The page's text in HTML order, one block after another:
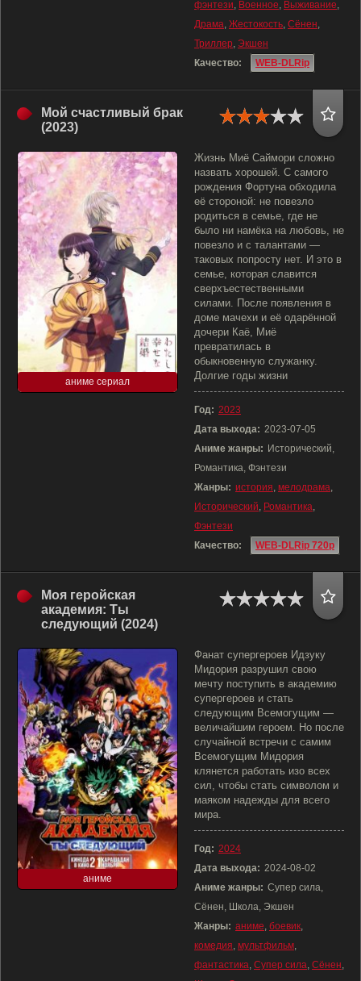
фэнтези, Военное, Выживание,
Драма, Жестокость, Сёнен,
Триллер, Экшен
Качество:
WEB-DLRip
Мой счастливый брак
(2023)
аниме сериал
Жизнь Миё Саймори сложно
назвать хорошей. С самого
рождения Фортуна обходила
её стороной: не повезло
родиться в семье, где не
было ни намёка на любовь, не
повезло и с талантами —
таковых попросту нет. И это в
семье, которая славится
сверхъестественными
силами. После появления в
доме мачехи и её одарённой
дочери Каё, Миё
превратилась в
обыкновенную служанку.
Долгие годы жизни
Год: 2023
Дата выхода: 2023-07-05
Аниме жанры: Исторический,
Романтика, Фэнтези
Жанры: история, мелодрама,
Исторический, Романтика,
Фэнтези
Качество:
WEB-DLRip 720p
Моя геройская
академия: Ты
следующий (2024)
аниме
Фанат супергероев Идзуку
Мидория разрушил свою
мечту поступить в академию
супергероев и стать
следующим Всемогущим —
величайшим героем. Но после
случайной встречи с самим
Всемогущим Мидория
клянется работать изо всех
сил, чтобы стать символом и
маяком надежды для всего
мира.
Год: 2024
Дата выхода: 2024-08-02
Аниме жанры: Супер сила,
Сёнен, Школа, Экшен
Жанры: аниме, боевик,
комедия, мультфильм,
фантастика, Супер сила, Сёнен,